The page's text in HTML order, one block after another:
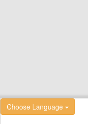
Choose Language